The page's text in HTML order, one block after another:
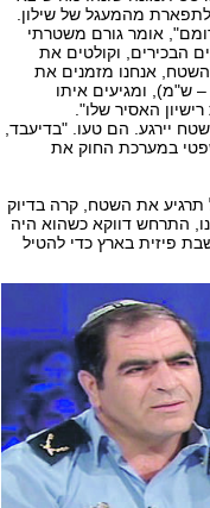
מהמעגל של שילון.
להתרומם", אומר גורם משטרתי
הבכירים, וקולטים את
השטח, אנחנו מזמנים את
– ש"מ), ומגיעים איתו
האסיר שלו".
יירגע. הם טעו. "בדיעבד,
במערכת החוק את
תרגיע את השטח, קרה בדיוק
התרחש דווקא כשהוא היה
לא היה צריך לשבת פיזית בארץ כדי להטיל